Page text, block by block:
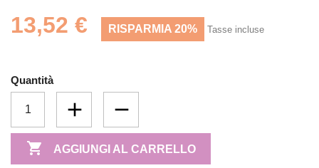
13,52 € RISPARMIA 20% Tasse incluse
Quantità
 AGGIUNGI AL CARRELLO